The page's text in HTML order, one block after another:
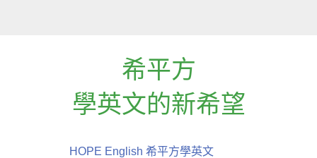
希平方
學英文的新希望
HOPE English 希平方學英文